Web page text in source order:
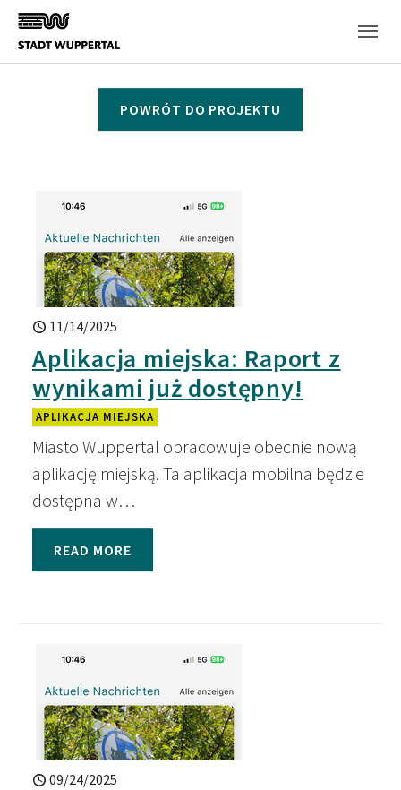
Skip to main content
POWRÓT DO PROJEKTU
11/14/2025
Aplikacja miejska: Raport z
wynikami już dostępny!
APLIKACJA MIEJSKA
Miasto Wuppertal opracowuje obecnie nową
aplikację miejską. Ta aplikacja mobilna będzie
dostępna w…
READ MORE
09/24/2025